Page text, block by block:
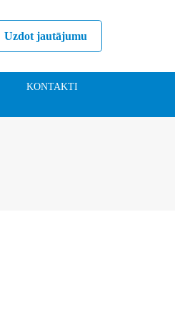
Uzdot jautājumu
KONTAKTI